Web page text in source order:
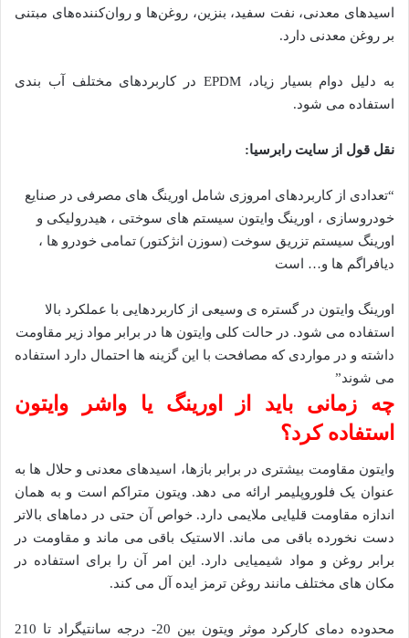
اسیدهای معدنی، نفت سفید، بنزین، روغن‌ها و روان‌کننده‌های مبتنی
بر روغن معدنی دارد.
به دلیل دوام بسیار زیاد، EPDM در کاربردهای مختلف آب بندی
استفاده می شود.
نقل قول از سایت رابرسیا:
“تعدادی از کاربردهای امروزی شامل اورینگ های مصرفی در صنایع
خودروسازی ، اورینگ وایتون سیستم های سوختی ، هیدرولیکی و
اورینگ سیستم تزریق سوخت (سوزن انژکتور) تمامی خودرو ها ،
دیافراگم ها و… است
اورینگ وایتون در گستره ی وسیعی از کاربردهایی با عملکرد بالا
استفاده می شود. در حالت کلی وایتون ها در برابر مواد زیر مقاومت
داشته و در مواردی که مصافحت با این گزینه ها احتمال دارد استفاده
می شوند”
چه زمانی باید از اورینگ یا واشر وایتون
استفاده کرد؟
وایتون مقاومت بیشتری در برابر بازها، اسیدهای معدنی و حلال ها به
عنوان یک فلوروپلیمر ارائه می دهد. ویتون متراکم است و به همان
اندازه مقاومت قلیایی ملایمی دارد. خواص آن حتی در دماهای بالاتر
دست نخورده باقی می ماند. الاستیک باقی می ماند و مقاومت در
برابر روغن و مواد شیمیایی دارد. این امر آن را برای استفاده در
مکان های مختلف مانند روغن ترمز ایده آل می کند.
محدوده دمای کارکرد موثر ویتون بین 20- درجه سانتیگراد تا 210